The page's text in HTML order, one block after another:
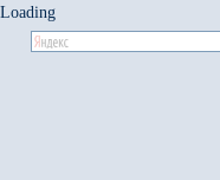
Loading